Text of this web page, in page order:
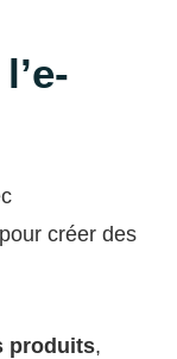
créer des
produits,